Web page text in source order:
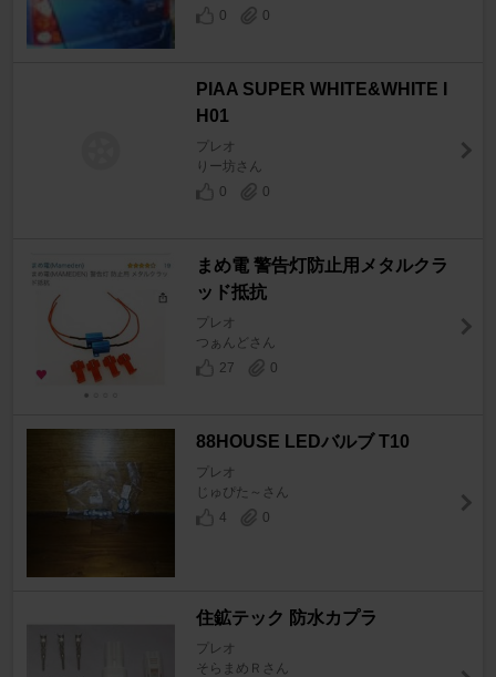
0
0
PIAA SUPER WHITE&WHITE I
H01
プレオ
りー坊さん
0
0
まめ電 警告灯防止用メタルクラ
ッド抵抗
プレオ
つぁんどさん
27
0
88HOUSE LEDバルブ T10
プレオ
じゅぴた～さん
4
0
住鉱テック 防水カプラ
プレオ
そらまめＲさん